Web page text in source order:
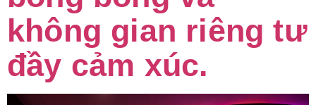
không gian riêng tư
đầy cảm xúc.